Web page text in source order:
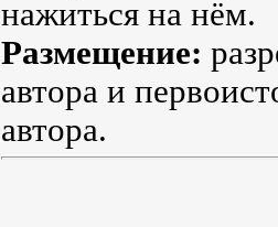
нажиться на нём.
Размещение:
автора и
автора.